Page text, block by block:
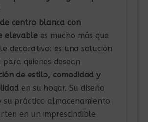
de centro blanca con
elevablees mucho más que
decorativo: es una solución
para quienes desean
de estilo, comodidad y
en su hogar. Su diseño
su práctico almacenamiento
en un imprescindible